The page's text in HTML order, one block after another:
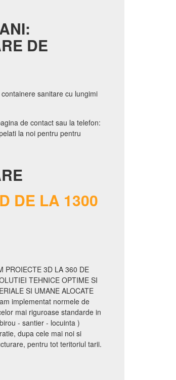
DE
sanitare cu lungimi
de contact sau la telefon:
la noi pentru pentru
DE LA 1300
PROIECTE 3D LA 360 DE
TEHNICE OPTIME SI
SI UMANE ALOCATE
implementat normele de
mai riguroase standarde in
- santier - locuinta )
dupa cele mai noi si
pentru tot teritoriul tarii.